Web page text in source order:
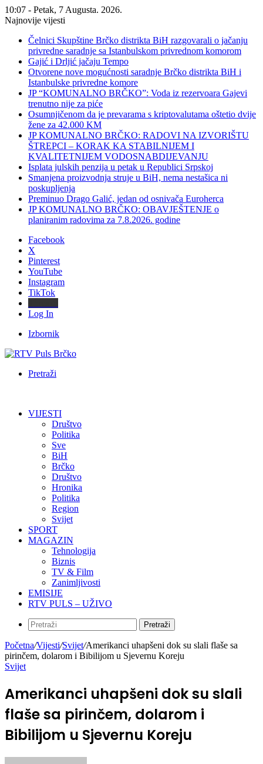
10:07 - Petak, 7 Augusta. 2026.
Najnovije vijesti
Čelnici Skupštine Brčko distrikta BiH razgovarali o jačanju
privredne saradnje sa Istanbulskom privrednom komorom
Gajić i Drljić jačaju Tempo
Otvorene nove mogućnosti saradnje Brčko distrikta BiH i
Istanbulske privredne komore
JP “KOMUNALNO BRČKO”: Voda iz rezervoara Gajevi
trenutno nije za piće
Osumnjičenom da je prevarama s kriptovalutama oštetio dvije
žene za 42.000 KM
JP KOMUNALNO BRČKO: RADOVI NA IZVORIŠTU
ŠTREPCI – KORAK KA STABILNIJEM I
KVALITETNIJEM VODOSNABDIJEVANJU
Isplata julskih penzija u petak u Republici Srpskoj
Smanjena proizvodnja struje u BiH, nema nestašica ni
poskupljenja
Preminuo Drago Galić, jedan od osnivača Euroherca
JP KOMUNALNO BRČKO: OBAVJEŠTENJE o
planiranim radovima za 7.8.2026. godine
Facebook
X
Pinterest
YouTube
Instagram
TikTok
Log In
Izbornik
Pretraži
VIJESTI
Društvo
Politika
Sve
BiH
Brčko
Društvo
Hronika
Politika
Region
Svijet
SPORT
MAGAZIN
Tehnologija
Biznis
TV & Film
Zanimljivosti
EMISIJE
RTV PULS – UŽIVO
Pretraži
Početna/Vijesti/Svijet/Amerikanci uhapšeni dok su slali flaše sa
pirinčem, dolarom i Bibilijom u Sjevernu Koreju
Svijet
Amerikanci uhapšeni dok su slali
flaše sa pirinčem, dolarom i
Bibilijom u Sjevernu Koreju